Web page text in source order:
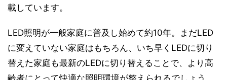
載しています。
LED照明が一般家庭に普及し始めて約10年。まだLED
に変えていない家庭はもちろん、いち早くLEDに切り
替えた家庭も最新のLEDに切り替えることで、より高
齢者にとって快適な照明環境が整えられるでしょう。